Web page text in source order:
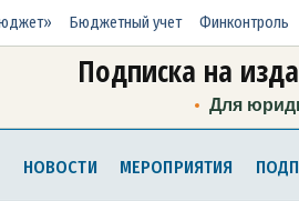
Бюджетный учет Финконтроль
Подписка на
Для
НОВОСТИ МЕРОПРИЯТИЯ